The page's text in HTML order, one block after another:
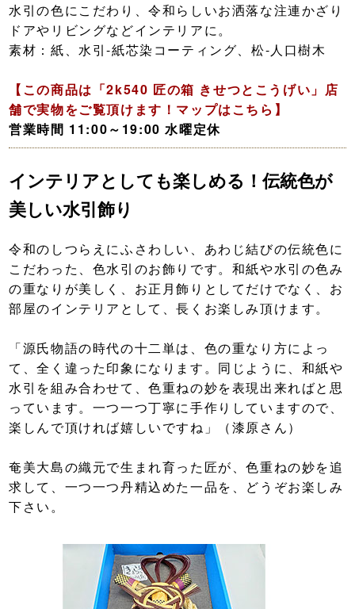
水引の色にこだわり、令和らしいお洒落な注連かざり
ドアやリビングなどインテリアに。
素材：紙、水引-紙芯染コーティング、松-人口樹木
【この商品は「2k540 匠の箱 きせつとこうげい」店
舗で実物をご覧頂けます！マップはこちら】
営業時間 11:00～19:00 水曜定休
インテリアとしても楽しめる！伝統色が
美しい水引飾り
令和のしつらえにふさわしい、あわじ結びの伝統色に
こだわった、色水引のお飾りです。和紙や水引の色み
の重なりが美しく、お正月飾りとしてだけでなく、お
部屋のインテリアとして、長くお楽しみ頂けます。
「源氏物語の時代の十二単は、色の重なり方によっ
て、全く違った印象になります。同じように、和紙や
水引を組み合わせて、色重ねの妙を表現出来ればと思
っています。一つ一つ丁寧に手作りしていますので、
楽しんで頂ければ嬉しいですね」（漆原さん）
奄美大島の織元で生まれ育った匠が、色重ねの妙を追
求して、一つ一つ丹精込めた一品を、どうぞお楽しみ
下さい。